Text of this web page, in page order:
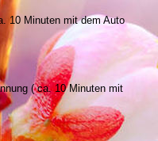
10 Minuten mit dem Auto
( ca. 10 Minuten mit